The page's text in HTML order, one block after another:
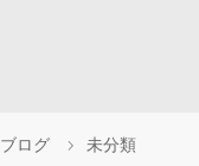
ブログ 未分類